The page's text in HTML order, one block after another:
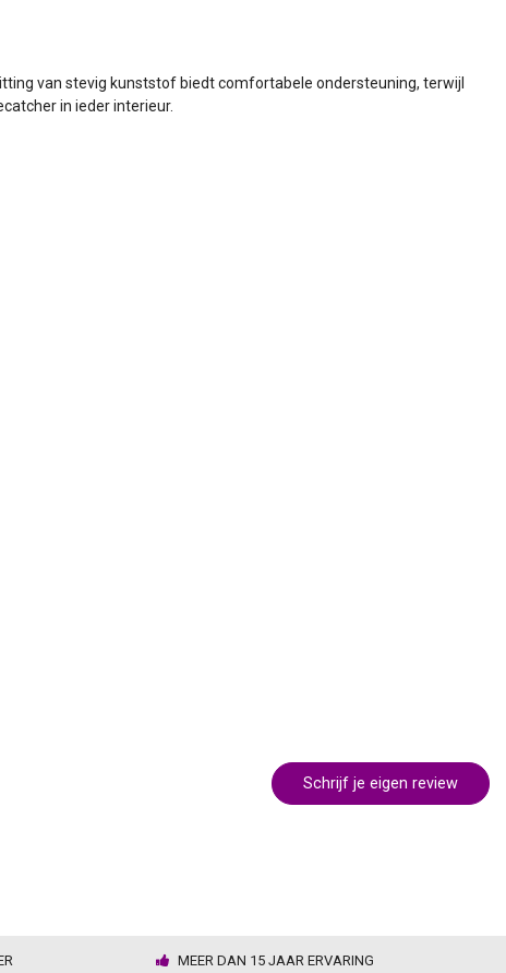
van stevig kunststof biedt comfortabele ondersteuning, terwijl
in ieder interieur.
Schrijf je eigen review
MEER DAN 15 JAAR ERVARING